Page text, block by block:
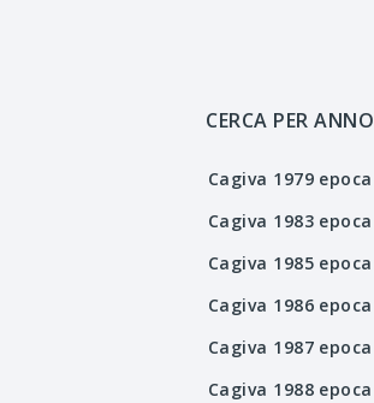
CERCA PER ANNO
Cagiva 1979 epoca
Cagiva 1983 epoca
Cagiva 1985 epoca
Cagiva 1986 epoca
Cagiva 1987 epoca
Cagiva 1988 epoca